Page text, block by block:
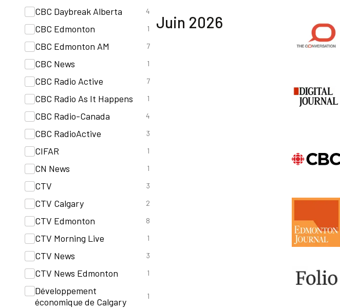
CBC Daybreak Alberta 4
CBC Edmonton 1
CBC Edmonton AM 7
CBC News 1
CBC Radio Active 7
CBC Radio As It Happens 1
CBC Radio-Canada 4
CBC RadioActive 3
CIFAR 1
CN News 1
CTV 3
CTV Calgary 2
CTV Edmonton 8
CTV Morning Live 1
CTV News 3
CTV News Edmonton 1
Développement
économique de Calgary
1
Juin 2026